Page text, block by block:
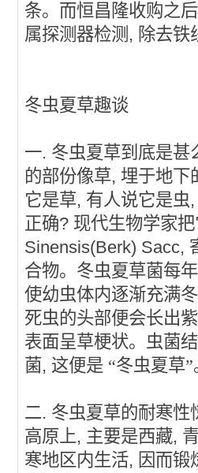
条。而恒昌隆收购之后
属探测器检测 , 除去铁
冬虫夏草趣谈
一. 冬虫夏草到底是甚
的部份像草, 埋于地下
它是草, 有人说它是虫
正确? 现代生物学家
Sinensis(Berk) Sacc,
合物。冬虫夏草菌每
使幼虫体内逐渐充满
死虫的头部便会长出
表面呈草梗状。虫菌
菌, 这便是 “冬虫夏草”
二. 冬虫夏草的耐寒性
高原上, 主要是西藏,
寒地区内生活, 因而锻